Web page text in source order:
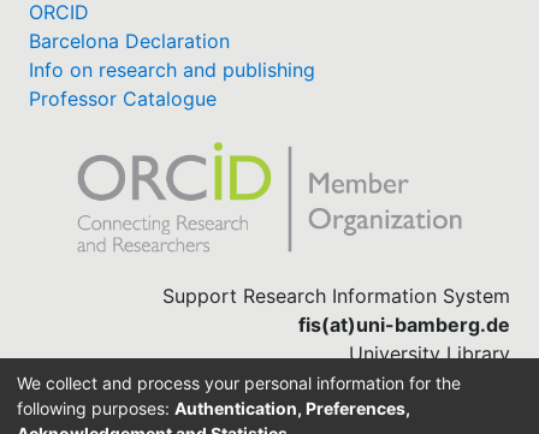
ORCID
Barcelona Declaration
Info on research and publishing
Professor Catalogue
Support Research Information System
fis(at)uni-bamberg.de
University Library
(0951) 863-1568
We collect and process your personal information for the
following purposes: Authentication, Preferences,